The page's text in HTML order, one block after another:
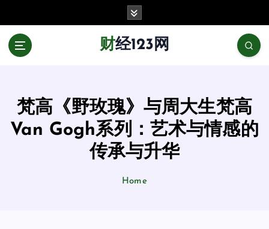
财经123网
梵高《野玫瑰》与周大生梵高
Van Gogh系列：艺术与情感的
传承与升华
Home